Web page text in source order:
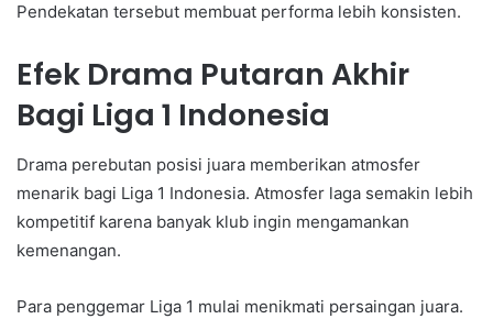
Pendekatan tersebut membuat performa lebih konsisten.
Efek Drama Putaran Akhir
Bagi Liga 1 Indonesia
Drama perebutan posisi juara memberikan atmosfer
menarik bagi Liga 1 Indonesia. Atmosfer laga semakin lebih
kompetitif karena banyak klub ingin mengamankan
kemenangan.
Para penggemar Liga 1 mulai menikmati persaingan juara.